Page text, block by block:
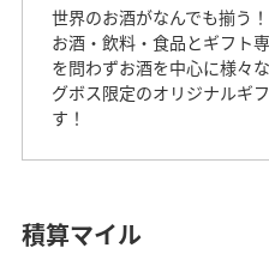
世界のお酒がなんでも揃う！
お酒・飲料・食品とギフト
を問わずお酒を中心に様々
グボス限定のオリジナルギ
す！
積算マイル